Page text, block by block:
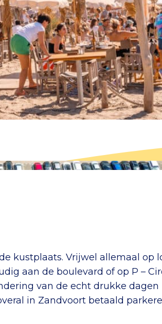
kustplaats. Vrijwel allemaal op
aan de boulevard of op P –
van de echt drukke dagen
in Zandvoort betaald